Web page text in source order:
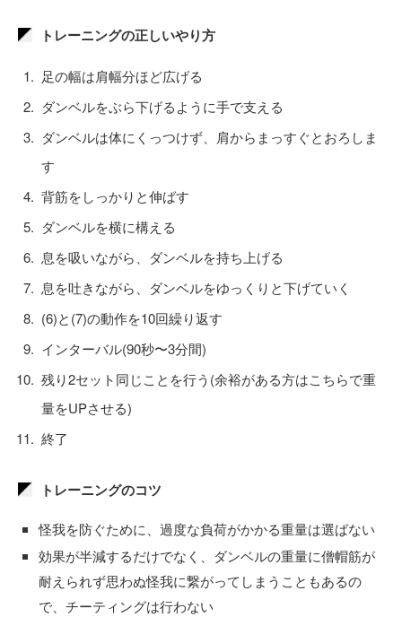
トレーニングの正しいやり方
足の幅は肩幅分ほど広げる
ダンベルをぶら下げるように手で支える
ダンベルは体にくっつけず、肩からまっすぐとおろしま
す
背筋をしっかりと伸ばす
ダンベルを横に構える
息を吸いながら、ダンベルを持ち上げる
息を吐きながら、ダンベルをゆっくりと下げていく
(6)と(7)の動作を10回繰り返す
インターバル(90秒〜3分間)
残り2セット同じことを行う(余裕がある方はこちらで重
量をUPさせる)
終了
トレーニングのコツ
怪我を防ぐために、過度な負荷がかかる重量は選ばない
効果が半減するだけでなく、ダンベルの重量に僧帽筋が
耐えられず思わぬ怪我に繋がってしまうこともあるの
で、チーティングは行わない